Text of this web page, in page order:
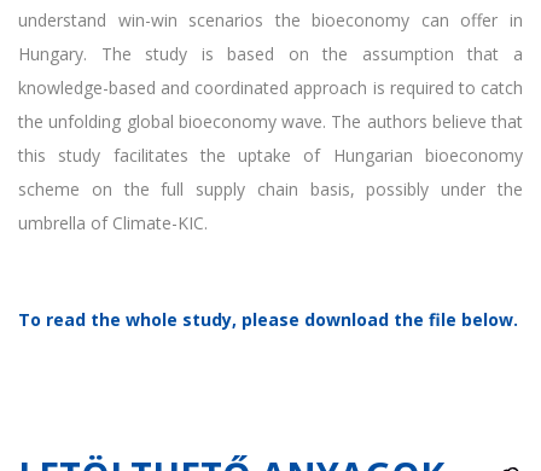
understand win-win scenarios the bioeconomy can offer in
Hungary. The study is based on the assumption that a
knowledge-based and coordinated approach is required to catch
the unfolding global bioeconomy wave. The authors believe that
this study facilitates the uptake of Hungarian bioeconomy
scheme on the full supply chain basis, possibly under the
umbrella of Climate-KIC.
To read the whole study, please download the file below.